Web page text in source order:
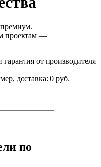
проектам —
гарантия от производителя
доставка: 0 руб.
по